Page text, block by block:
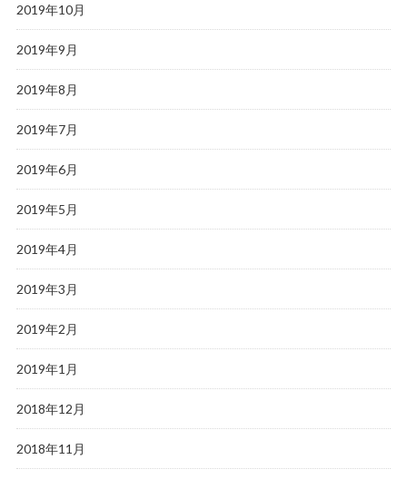
2019年10月
2019年9月
2019年8月
2019年7月
2019年6月
2019年5月
2019年4月
2019年3月
2019年2月
2019年1月
2018年12月
2018年11月